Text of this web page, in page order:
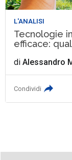
L'ANALISI
Tecnologie
efficace:
diAlessandro
Condividi